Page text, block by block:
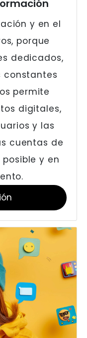
y en el
porque
dedicados,
constantes
permite
digitales,
y las
cuentas de
y en